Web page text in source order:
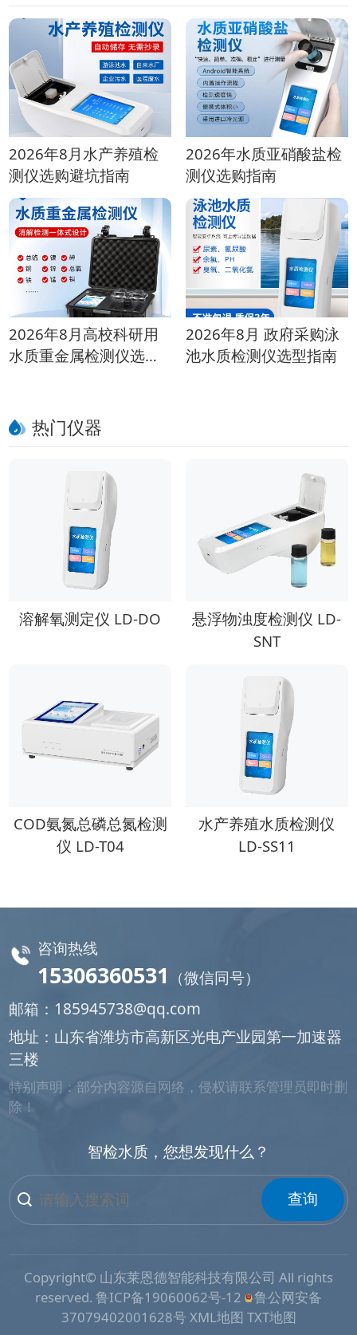
2026年8月水产养殖检
测仪选购避坑指南
2026年水质亚硝酸盐检
测仪选购指南
2026年8月高校科研用
水质重金属检测仪选购
2026年8月 政府采购泳
池水质检测仪选型指南
热门仪器
溶解氧测定仪 LD-DO
悬浮物浊度检测仪 LD-
SNT
COD氨氮总磷总氮检测
仪 LD-T04
水产养殖水质检测仪
LD-SS11
咨询热线
15306360531
（微信同号）
邮箱： 185945738@qq.com
地址：山东省潍坊市高新区光电产业园第一加速器
三楼
特别声明：部分内容源自网络，侵权请联系管理员即时删
除！
智检水质，您想发现什么？
查询
Copyright© 山东莱恩德智能科技有限公司 All rights
reserved.鲁ICP备19060062号-12
鲁公网安备
37079402001628号 XML地图 TXT地图